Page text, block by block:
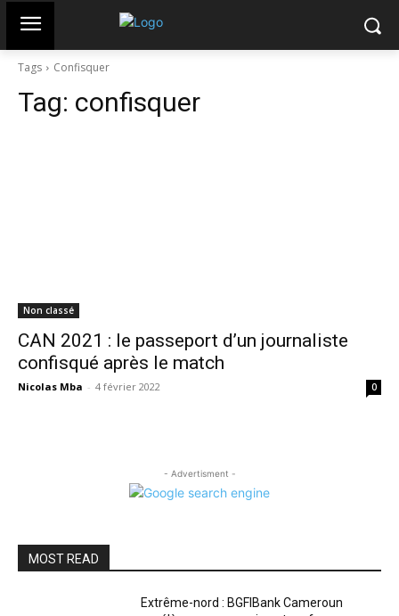
Tags Confisquer
Tag: confisquer
Non classé
CAN 2021 : le passeport d’un journaliste
confisqué après le match
Nicolas Mba - 4 février 2022 0
- Advertisment -
MOST READ
Extrême-nord : BGFIBank Cameroun